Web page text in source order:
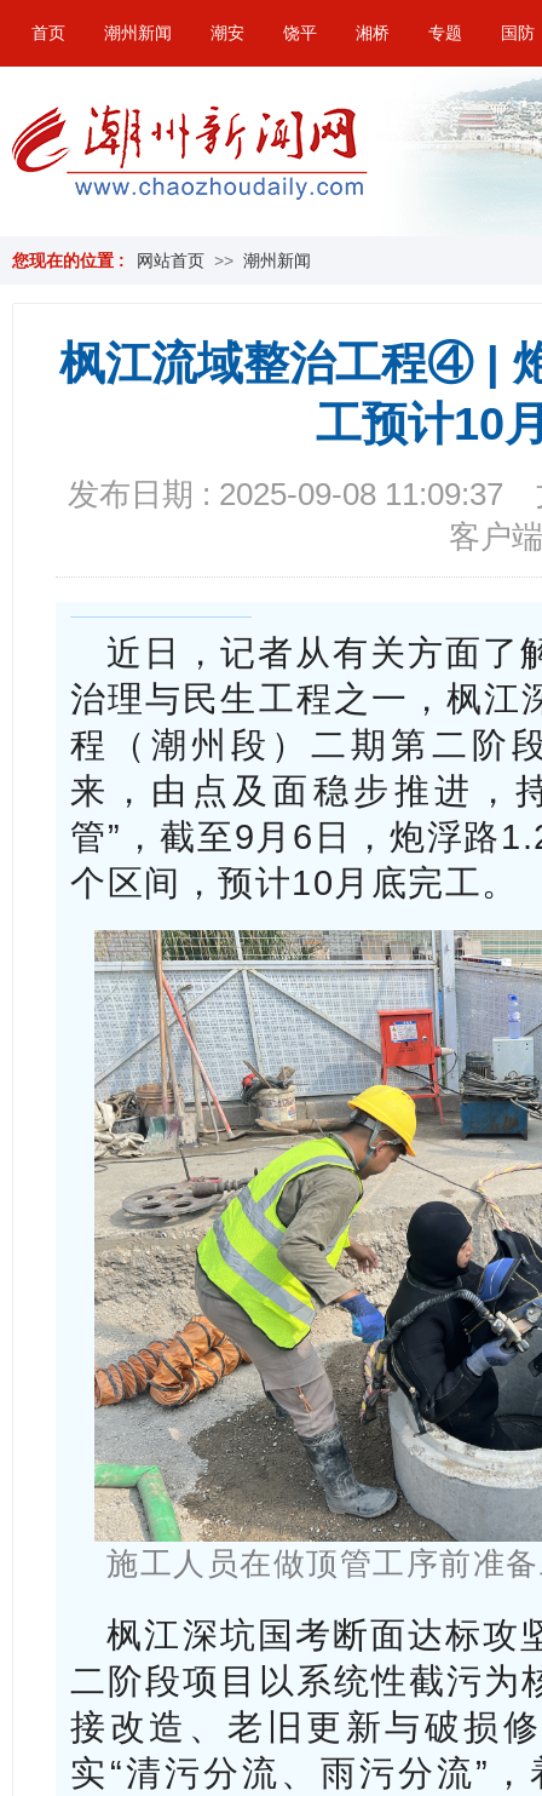
首页 潮州新闻 潮安 饶平 湘桥 专题 国防
您现在的位置 : 网站首页 >> 潮州新闻
枫江流域整治工程④ |
工预计10
发布日期 : 2025-09-08 11:09:37
客户端
近日，记者从有关方面了
治理与民生工程之一，枫江
程（潮州段）二期第二阶
来，由点及面稳步推进，
管”，截至9月6日，炮浮路
个区间，预计10月底完工。
施工人员在做顶管工序前准
枫江深坑国考断面达标攻
二阶段项目以系统性截污为
接改造、老旧更新与破损
实“清污分流、雨污分流”